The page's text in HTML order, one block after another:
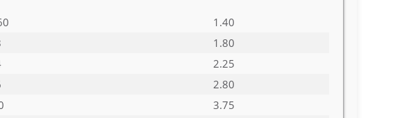
1.40
1.80
2.25
2.80
3.75